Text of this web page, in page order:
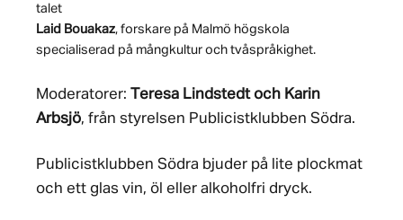
talet
Laid Bouakaz, forskare på Malmö högskola
specialiserad på mångkultur och tvåspråkighet.
Moderatorer: Teresa Lindstedt och Karin
Arbsjö, från styrelsen Publicistklubben Södra.
Publicistklubben Södra bjuder på lite plockmat
och ett glas vin, öl eller alkoholfri dryck.